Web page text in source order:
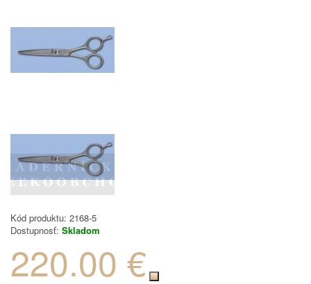
Kód produktu: 2168-5
Dostupnosť: Skladom
220.00 €